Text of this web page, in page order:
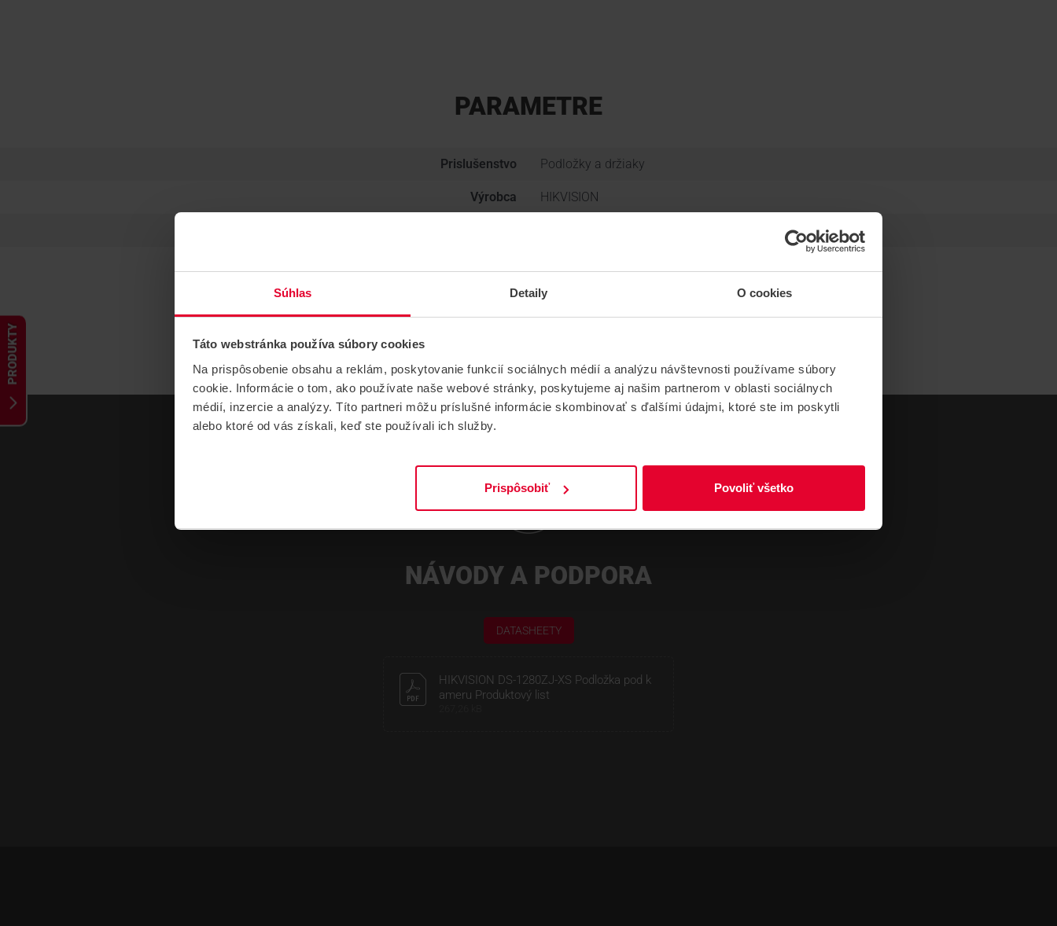
Súhlas Detaily O cookies
Táto webstránka používa súbory cookies
Na prispôsobenie obsahu a reklám, poskytovanie funkcií sociálnych médií a analýzu návštevnosti používame súbory
cookie. Informácie o tom, ako používate naše webové stránky, poskytujeme aj našim partnerom v oblasti sociálnych
médií, inzercie a analýzy. Títo partneri môžu príslušné informácie skombinovať s ďalšími údajmi, ktoré ste im poskytli
alebo ktoré od vás získali, keď ste používali ich služby.
Prispôsobiť Povoliť všetko
PRODUKTY
PARAMETRE
Prislušenstvo Podložky a držiaky
Výrobca HIKVISION
NÁVODY A PODPORA
DATASHEETY
HIKVISION DS-1280ZJ-XS Podložka pod k
ameru Produktový list